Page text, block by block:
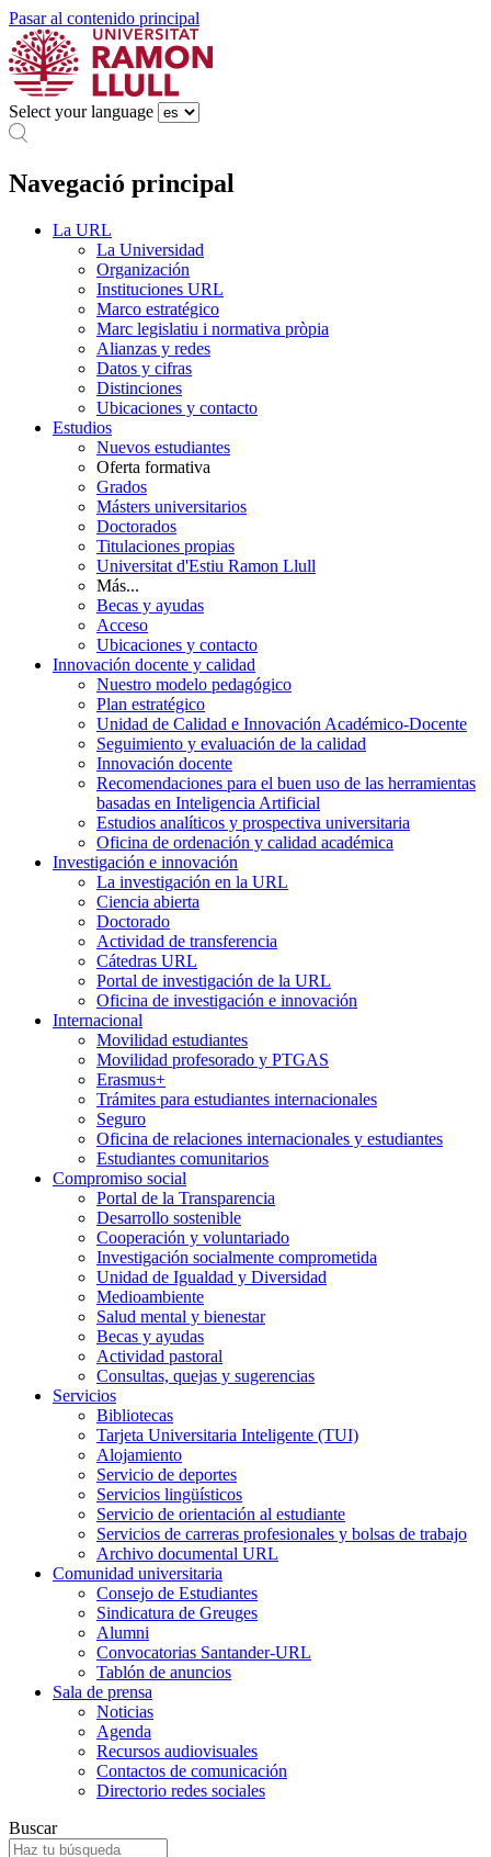
Pasar al contenido principal
Select your language
Navegació principal
La URL
La Universidad
Organización
Instituciones URL
Marco estratégico
Marc legislatiu i normativa pròpia
Alianzas y redes
Datos y cifras
Distinciones
Ubicaciones y contacto
Estudios
Nuevos estudiantes
Oferta formativa
Grados
Másters universitarios
Doctorados
Titulaciones propias
Universitat d'Estiu Ramon Llull
Más...
Becas y ayudas
Acceso
Ubicaciones y contacto
Innovación docente y calidad
Nuestro modelo pedagógico
Plan estratégico
Unidad de Calidad e Innovación Académico-Docente
Seguimiento y evaluación de la calidad
Innovación docente
Recomendaciones para el buen uso de las herramientas
basadas en Inteligencia Artificial
Estudios analíticos y prospectiva universitaria
Oficina de ordenación y calidad académica
Investigación e innovación
La investigación en la URL
Ciencia abierta
Doctorado
Actividad de transferencia
Cátedras URL
Portal de investigación de la URL
Oficina de investigación e innovación
Internacional
Movilidad estudiantes
Movilidad profesorado y PTGAS
Erasmus+
Trámites para estudiantes internacionales
Seguro
Oficina de relaciones internacionales y estudiantes
Estudiantes comunitarios
Compromiso social
Portal de la Transparencia
Desarrollo sostenible
Cooperación y voluntariado
Investigación socialmente comprometida
Unidad de Igualdad y Diversidad
Medioambiente
Salud mental y bienestar
Becas y ayudas
Actividad pastoral
Consultas, quejas y sugerencias
Servicios
Bibliotecas
Tarjeta Universitaria Inteligente (TUI)
Alojamiento
Servicio de deportes
Servicios lingüísticos
Servicio de orientación al estudiante
Servicios de carreras profesionales y bolsas de trabajo
Archivo documental URL
Comunidad universitaria
Consejo de Estudiantes
Sindicatura de Greuges
Alumni
Convocatorias Santander-URL
Tablón de anuncios
Sala de prensa
Noticias
Agenda
Recursos audiovisuales
Contactos de comunicación
Directorio redes sociales
Buscar